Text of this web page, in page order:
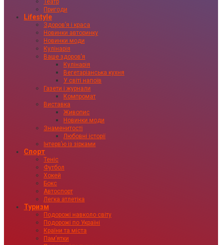
Театр
Пригоди
Lifestyle
Здоровʼя і краса
Новинки авторинку
Новинки моди
Кулінарія
Ваше здоровʼя
Кулінарія
Вегетаріанська кухня
У світі напоїв
Газети і журнали
Компромат
Виставка
Живопис
Новинки моди
Знаменитості
Любовні історії
Інтервʼю із зірками
Спорт
Теніс
Футбол
Хокей
Бокс
Автоспорт
Легка атлетіка
Туризм
Подорожі навколо світу
Подорожі по Україні
Країни та міста
Пам’ятки